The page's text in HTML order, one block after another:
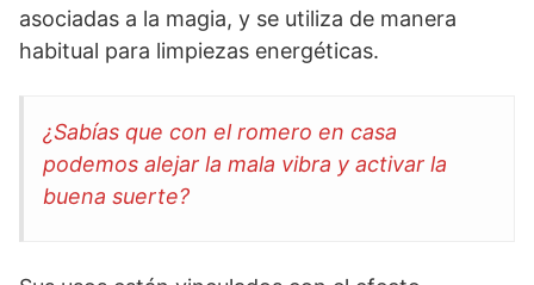
asociadas a la magia, y se utiliza de manera
habitual para limpiezas energéticas.
¿Sabías que con el romero en casa
podemos alejar la mala vibra y activar la
buena suerte?